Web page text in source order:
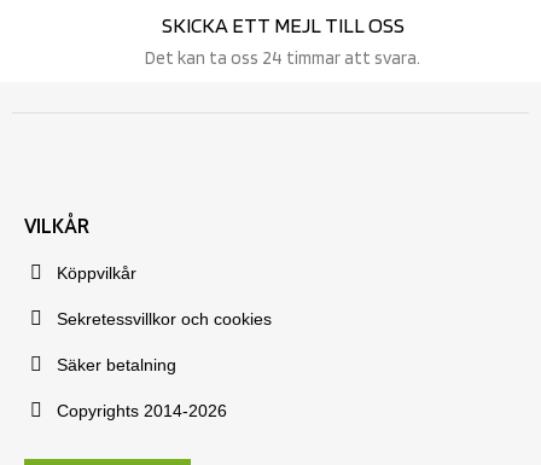
SKICKA ETT MEJL TILL OSS
Det kan ta oss 24 timmar att svara.
VILKÅR
Köppvilkår
Sekretessvillkor och cookies
Säker betalning
Copyrights 2014-2026